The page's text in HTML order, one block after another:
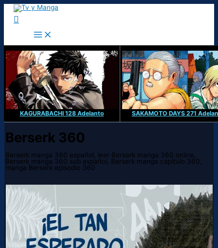
Ir
contenido
Buscar
KAGURABACHI 128 Adelanto SAKAMOTO DAYS 271
Berserk 360
Berserk manga 360 español, leer Berserk manga 360 online,
Berserk manga 360 sub español, Berserk manga capitulo 360,
manga Berserk episodio 360